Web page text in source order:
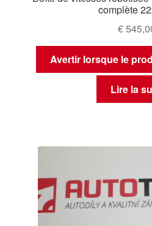
complète
€
Avertir lorsque le
Lire la